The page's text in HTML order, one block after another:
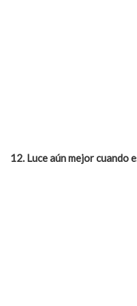
12. Luce aún mejor cuando